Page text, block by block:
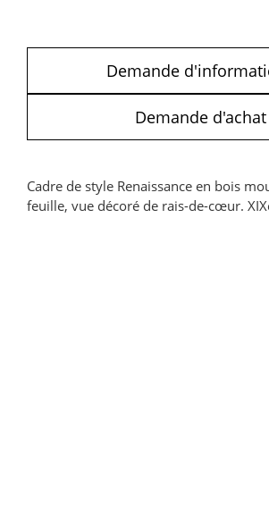
Demande
Demande d'achat
Cadre de style Renaissance en bois
feuille, vue décoré de rais-de-cœur.